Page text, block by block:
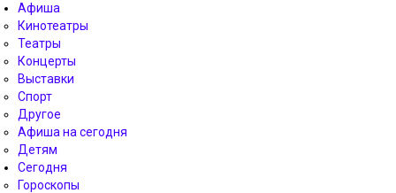
Афиша
Кинотеатры
Театры
Концерты
Выставки
Спорт
Другое
Афиша на сегодня
Детям
Сегодня
Гороскопы